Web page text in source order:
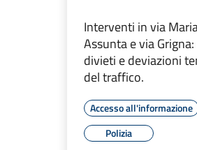
Interventi in via
Assunta e via
divieti e deviazioni
del traffico.
Accesso all'informazione
Polizia